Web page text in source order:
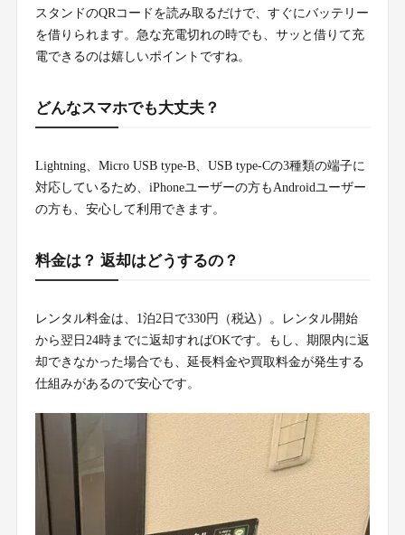
スタンドのQRコードを読み取るだけで、すぐにバッテリー
を借りられます。急な充電切れの時でも、サッと借りて充
電できるのは嬉しいポイントですね。
どんなスマホでも大丈夫？
Lightning、Micro USB type-B、USB type-Cの3種類の端子に
対応しているため、iPhoneユーザーの方もAndroidユーザー
の方も、安心して利用できます。
料金は？ 返却はどうするの？
レンタル料金は、1泊2日で330円（税込）。レンタル開始
から翌日24時までに返却すればOKです。もし、期限内に返
却できなかった場合でも、延長料金や買取料金が発生する
仕組みがあるので安心です。